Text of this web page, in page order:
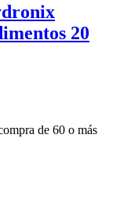
20
de 60 o más